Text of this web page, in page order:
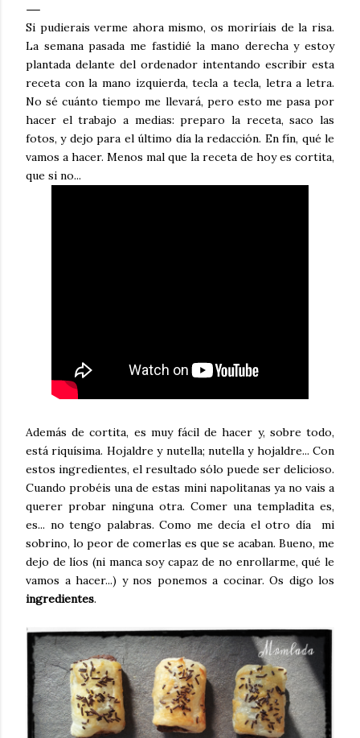
Si pudierais verme ahora mismo, os moriríais de la risa.
La semana pasada me fastidié la mano derecha y estoy
plantada delante del ordenador intentando escribir esta
receta con la mano izquierda, tecla a tecla, letra a letra.
No sé cuánto tiempo me llevará, pero esto me pasa por
hacer el trabajo a medias: preparo la receta, saco las
fotos, y dejo para el último día la redacción. En fín, qué le
vamos a hacer. Menos mal que la receta de hoy es cortita,
que si no...
Además de cortita, es muy fácil de hacer y, sobre todo,
está riquísima. Hojaldre y nutella; nutella y hojaldre... Con
estos ingredientes, el resultado sólo puede ser delicioso.
Cuando probéis una de estas mini napolitanas ya no vais a
querer probar ninguna otra. Comer una templadita es,
es... no tengo palabras. Como me decía el otro día mi
sobrino, lo peor de comerlas es que se acaban. Bueno, me
dejo de líos (ni manca soy capaz de no enrollarme, qué le
vamos a hacer...) y nos ponemos a cocinar. Os digo los
ingredientes.